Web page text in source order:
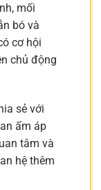
mối
bó và
cơ hội
chủ động
sẻ với
ấm áp
tâm và
hệ thêm